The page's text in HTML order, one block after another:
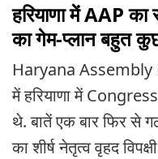
हरियाणा में AAP
का गेम-प्लान बहुत
Haryana Assembly
में हरियाणा में
थे. बातें एक बार फिर से
का शीर्ष नेतृत्व वृहद